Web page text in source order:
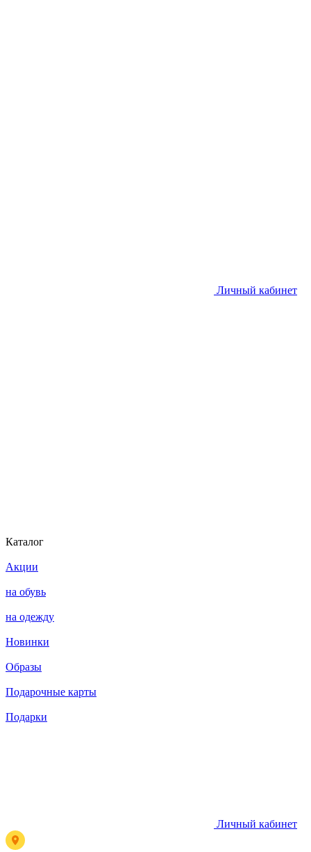
Личный кабинет
Каталог
Акции
на обувь
на одежду
Новинки
Образы
Подарочные карты
Подарки
Личный кабинет